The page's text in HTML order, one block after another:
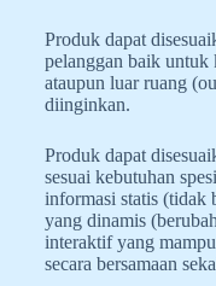
Produk dapat
pelanggan baik untuk
ataupun luar ruang
diinginkan.
Produk dapat
sesuai kebutuhan
informasi statis (tidak
yang dinamis
interaktif yang
secara bersamaan